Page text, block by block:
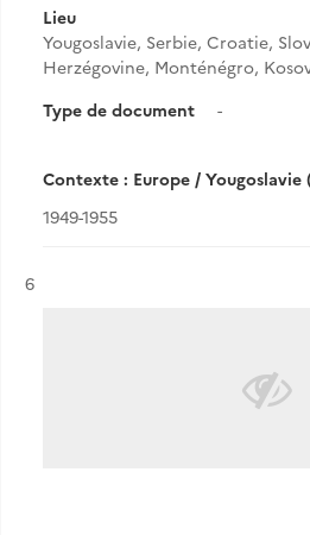
Lieu
Yougoslavie, Serbie, Croatie,
Herzégovine, Monténégro,
Type de document
-
Contexte : Europe / Yougoslavie
1949-1955
Résultat n°
6